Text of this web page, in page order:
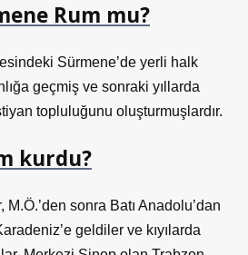
Rum mu?
Sürmene’de yerli halk
geçmiş ve sonraki yıllarda
topluluğunu oluşturmuşlardır.
kurdu?
sonra Batı Anadolu’dan
geldiler ve kıyılarda